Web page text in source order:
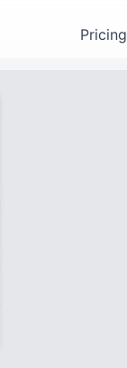
Pricing